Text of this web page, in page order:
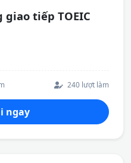
tiếp TOEIC
240 lượt làm
ngay